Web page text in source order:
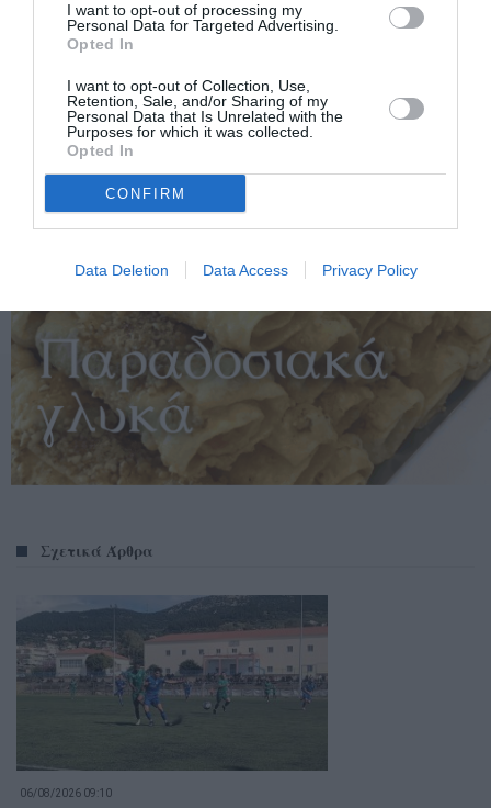
I want to opt-out of processing my
Personal Data for Targeted Advertising.
Opted In
I want to opt-out of Collection, Use,
Retention, Sale, and/or Sharing of my
Personal Data that Is Unrelated with the
Purposes for which it was collected.
Opted In
CONFIRM
Data Deletion Data Access Privacy Policy
Σχετικά Άρθρα
06/08/2026 09:10